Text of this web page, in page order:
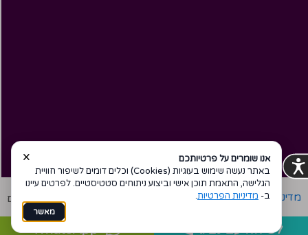
לשיחה עם נציג WhatsApp
מדיניות פרטיות הצהרת נגישות
×
אנו שומרים על פרטיותכם
באתר נעשה שימוש בעוגיות (Cookies) וכלים דומים לשיפור חוויית
הגלישה, התאמת תוכן אישי וביצוע ניתוחים סטטיסטיים. לפרטים עיינו
ב- מדיניות הפרטיות.
מאשר